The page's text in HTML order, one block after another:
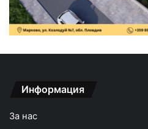
Информация
За нас